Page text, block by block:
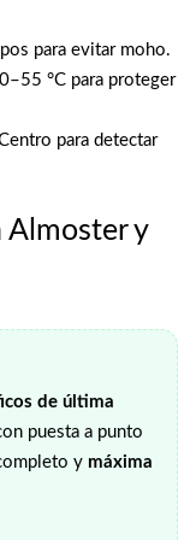
para evitar moho.
°C para proteger
para detectar
Almoster y
de última
puesta a punto
y máxima